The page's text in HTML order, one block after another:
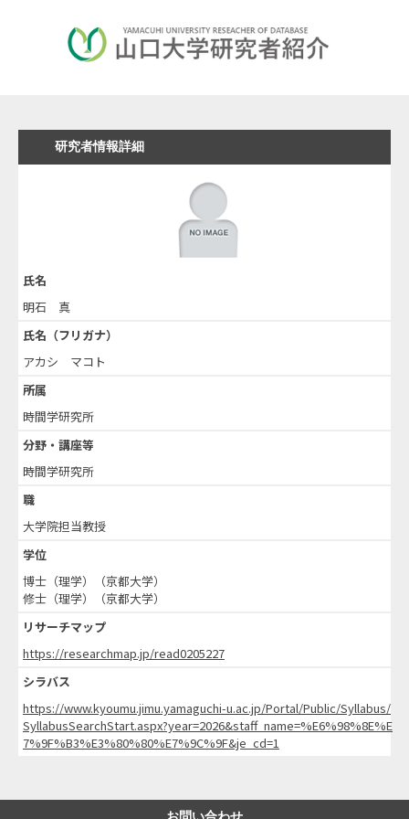
研究者情報詳細
氏名
明石 真
氏名（フリガナ）
アカシ マコト
所属
時間学研究所
分野・講座等
時間学研究所
職
大学院担当教授
学位
博士（理学）（京都大学）
修士（理学）（京都大学）
リサーチマップ
https://researchmap.jp/read0205227
シラバス
https://www.kyoumu.jimu.yamaguchi-u.ac.jp/Portal/Public/Syllabus/
SyllabusSearchStart.aspx?year=2026&staff_name=%E6%98%8E%E
7%9F%B3%E3%80%80%E7%9C%9F&je_cd=1